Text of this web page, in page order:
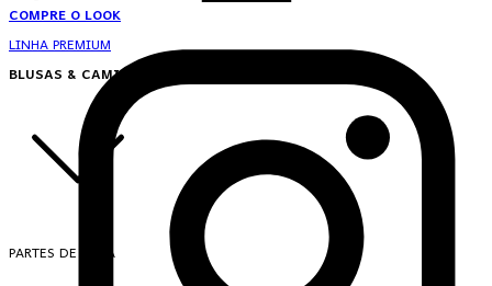
COMPRE O LOOK
LINHA PREMIUM
BLUSAS & CAMISAS
PARTES DE CIMA